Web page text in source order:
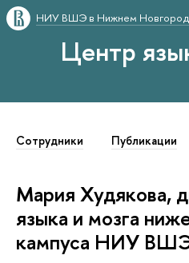
НИУ ВШЭ в Нижнем
Центр
Сотрудники Публикации
Мария Худякова,
языка и мозга
кампуса НИУ